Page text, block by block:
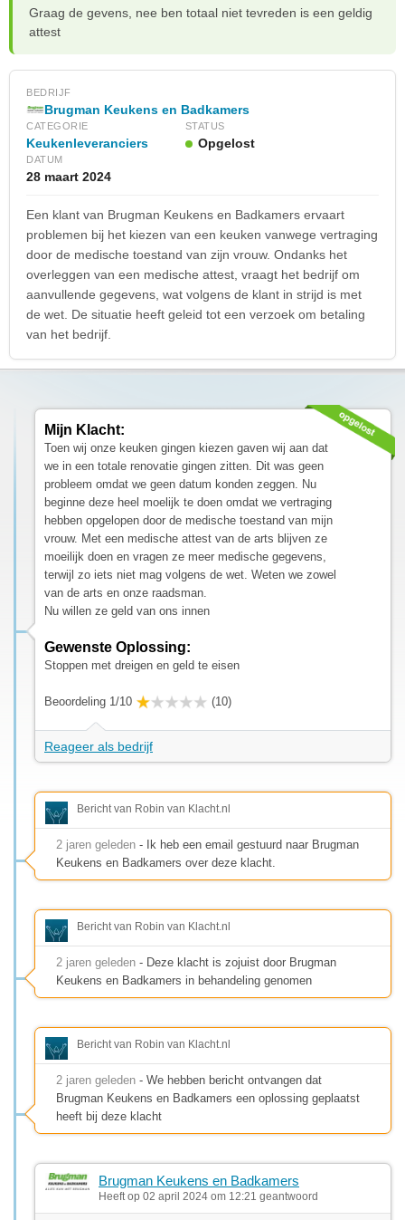
Graag de gevens, nee ben totaal niet tevreden is een geldig
attest
BEDRIJF
Brugman Keukens en Badkamers
CATEGORIE
Keukenleveranciers
STATUS
Opgelost
DATUM
28 maart 2024
Een klant van Brugman Keukens en Badkamers ervaart
problemen bij het kiezen van een keuken vanwege vertraging
door de medische toestand van zijn vrouw. Ondanks het
overleggen van een medische attest, vraagt het bedrijf om
aanvullende gegevens, wat volgens de klant in strijd is met
de wet. De situatie heeft geleid tot een verzoek om betaling
van het bedrijf.
Mijn Klacht:
Toen wij onze keuken gingen kiezen gaven wij aan dat
we in een totale renovatie gingen zitten. Dit was geen
probleem omdat we geen datum konden zeggen. Nu
beginne deze heel moelijk te doen omdat we vertraging
hebben opgelopen door de medische toestand van mijn
vrouw. Met een medische attest van de arts blijven ze
moeilijk doen en vragen ze meer medische gegevens,
terwijl zo iets niet mag volgens de wet. Weten we zowel
van de arts en onze raadsman.
Nu willen ze geld van ons innen
Gewenste Oplossing:
Stoppen met dreigen en geld te eisen
Beoordeling 1/10 (10)
Reageer als bedrijf
Bericht van Robin van Klacht.nl
2 jaren geleden - Ik heb een email gestuurd naar Brugman
Keukens en Badkamers over deze klacht.
Bericht van Robin van Klacht.nl
2 jaren geleden - Deze klacht is zojuist door Brugman
Keukens en Badkamers in behandeling genomen
Bericht van Robin van Klacht.nl
2 jaren geleden - We hebben bericht ontvangen dat
Brugman Keukens en Badkamers een oplossing geplaatst
heeft bij deze klacht
Brugman Keukens en Badkamers
Heeft op 02 april 2024 om 12:21 geantwoord